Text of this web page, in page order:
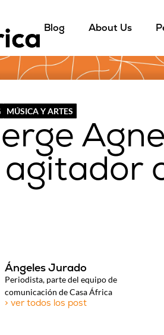
Blog About Us
MÚSICA Y ARTES
Ángeles Jurado
Periodista, parte del equipo de
comunicación de Casa África
> ver todos los post